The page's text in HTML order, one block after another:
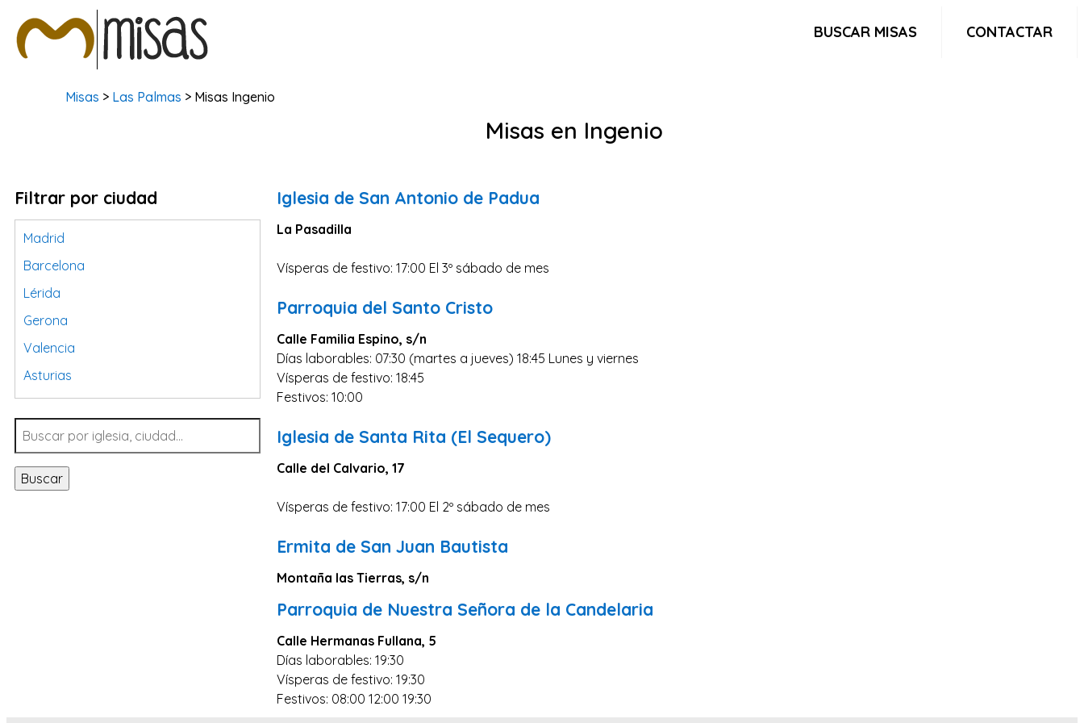
BUSCAR MISAS CONTACTAR
Misas > Las Palmas > Misas Ingenio
Misas en Ingenio
Filtrar por ciudad
Madrid
Barcelona
Lérida
Gerona
Valencia
Asturias
Tarragona
Navarra
Valladolid
Sevilla
Buscar
Iglesia de San Antonio de Padua
La Pasadilla
Vísperas de festivo: 17:00 El 3º sábado de mes
Parroquia del Santo Cristo
Calle Familia Espino, s/n
Días laborables: 07:30 (martes a jueves) 18:45 Lunes y viernes
Vísperas de festivo: 18:45
Festivos: 10:00
Iglesia de Santa Rita (El Sequero)
Calle del Calvario, 17
Vísperas de festivo: 17:00 El 2º sábado de mes
Ermita de San Juan Bautista
Montaña las Tierras, s/n
Parroquia de Nuestra Señora de la Candelaria
Calle Hermanas Fullana, 5
Días laborables: 19:30
Vísperas de festivo: 19:30
Festivos: 08:00 12:00 19:30